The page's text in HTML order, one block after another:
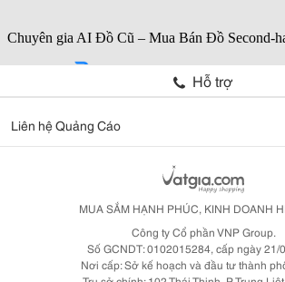
Hỗ trợ
Liên hệ Quảng Cáo
MUA SẮM HẠNH PHÚC, KINH DOANH
Công ty Cổ phần VNP Group.
Số GCNDT: 0102015284, cấp ngày 21/
Nơi cấp: Sở kế hoạch và đầu tư thành